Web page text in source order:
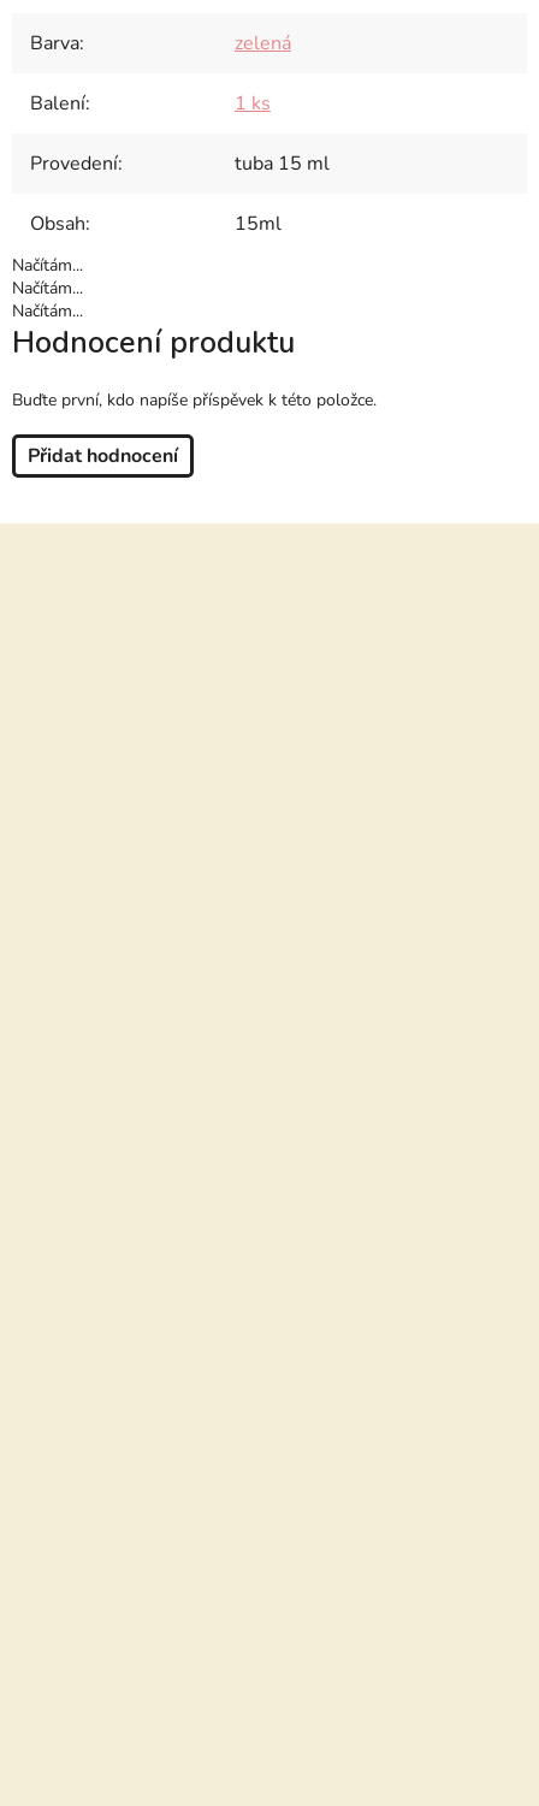
Barva: zelená
Balení: 1 ks
Provedení: tuba 15 ml
Obsah: 15ml
Načítám...
Načítám...
Načítám...
Hodnocení produktu
Buďte první, kdo napíše příspěvek k této položce.
Přidat hodnocení